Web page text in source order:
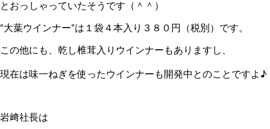
とおっしゃっていたそうです（＾＾）
“大葉ウインナー”は１袋４本入り３８０円（税別）です。
この他にも、乾し椎茸入りウインナーもありますし、
現在は味一ねぎを使ったウインナーも開発中とのことですよ♪
岩﨑社長は